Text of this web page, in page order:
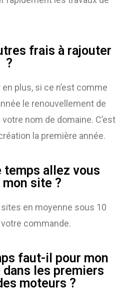
frais à rajouter
?
plus, si ce n’est comme
le renouvellement de
nom de domaine. C’est
la première année.
temps allez vous
site ?
en moyenne sous 10
commande.
faut-il pour mon
les premiers
moteurs ?